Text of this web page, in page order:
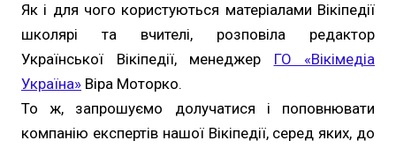
Як і для чого користуються матеріалами Вікіпедії
школярі та вчителі, розповіла редактор
Української Вікіпедії, менеджер ГО «Вікімедіа
Україна» Віра Моторко.
То ж, запрошуємо долучатися і поповнювати
компанію експертів нашої Вікіпедії, серед яких, до